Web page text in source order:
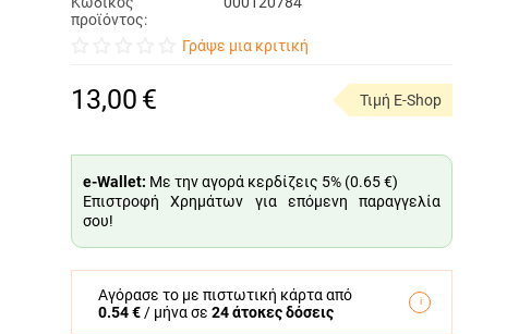
προϊόντος:
Γράψε μια κριτική
13,00 € Τιμή E-Shop
e-Wallet: Με την αγορά κερδίζεις 5% (0.65 €)
Επιστροφή Χρημάτων για επόμενη παραγγελία
σου!
Αγόρασε το με πιστωτική κάρτα από
0.54 € / μήνα σε 24 άτοκες δόσεις